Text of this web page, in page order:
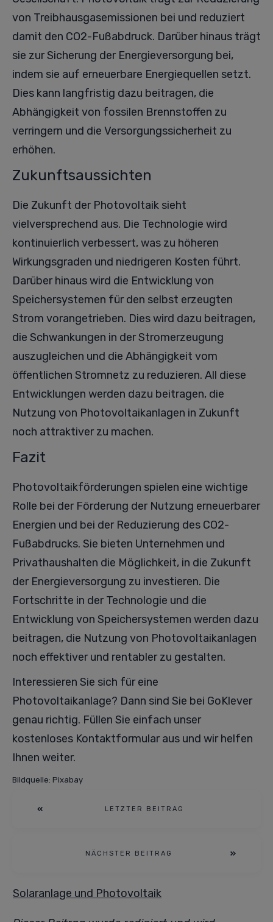
von Treibhausgasemissionen bei und reduziert
damit den CO2-Fußabdruck. Darüber hinaus trägt
sie zur Sicherung der Energieversorgung bei,
indem sie auf erneuerbare Energiequellen setzt.
Dies kann langfristig dazu beitragen, die
Abhängigkeit von fossilen Brennstoffen zu
verringern und die Versorgungssicherheit zu
erhöhen.
Zukunftsaussichten
Die Zukunft der Photovoltaik sieht
vielversprechend aus. Die Technologie wird
kontinuierlich verbessert, was zu höheren
Wirkungsgraden und niedrigeren Kosten führt.
Darüber hinaus wird die Entwicklung von
Speichersystemen für den selbst erzeugten
Strom vorangetrieben. Dies wird dazu beitragen,
die Schwankungen in der Stromerzeugung
auszugleichen und die Abhängigkeit vom
öffentlichen Stromnetz zu reduzieren. All diese
Entwicklungen werden dazu beitragen, die
Nutzung von Photovoltaikanlagen in Zukunft
noch attraktiver zu machen.
Fazit
Photovoltaikförderungen spielen eine wichtige
Rolle bei der Förderung der Nutzung erneuerbarer
Energien und bei der Reduzierung des CO2-
Fußabdrucks. Sie bieten Unternehmen und
Privathaushalten die Möglichkeit, in die Zukunft
der Energieversorgung zu investieren. Die
Fortschritte in der Technologie und die
Entwicklung von Speichersystemen werden dazu
beitragen, die Nutzung von Photovoltaikanlagen
noch effektiver und rentabler zu gestalten.
Interessieren Sie sich für eine
Photovoltaikanlage? Dann sind Sie bei GoKlever
genau richtig. Füllen Sie einfach unser
kostenloses Kontaktformular aus und wir helfen
Ihnen weiter.
Bildquelle: Pixabay
LETZTER BEITRAG
NÄCHSTER BEITRAG
Solaranlage und Photovoltaik